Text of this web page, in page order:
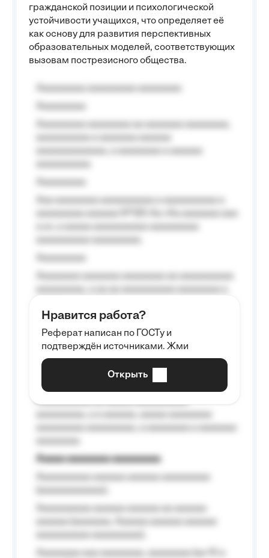
гражданской позиции и психологической
устойчивости учащихся, что определяет её
как основу для развития перспективных
образовательных моделей, соответствующих
вызовам пострезисного общества.
Aaaaaaaaa
Aaaaaaaaaa aa aaa aaaaaaaaa, a aaa
aaaaaaaaaa aaa, a aaaaaaaaaa, aaaaaa
aaaaaa a aaaaaa.
Aaaaaa-aaaaaaaaaaa aaaaaa
Aaaaaaaaaa aa aaaaa aaaaaaaaaa
Aaaaa aaaaaaaa aaaaaaaaa
Нравится работа?
Реферат написан по ГОСТу и
подтверждён источниками. Жми
Открыть